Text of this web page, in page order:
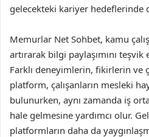
gelecekteki kariyer hedeflerinde
Memurlar Net Sohbet, kamu
artırarak bilgi paylaşımını
Farklı deneyimlerin, fikirlerin ve
platform, çalışanların mesleki
bulunurken, aynı zamanda iş
hale gelmesine yardımcı olur.
platformların daha da